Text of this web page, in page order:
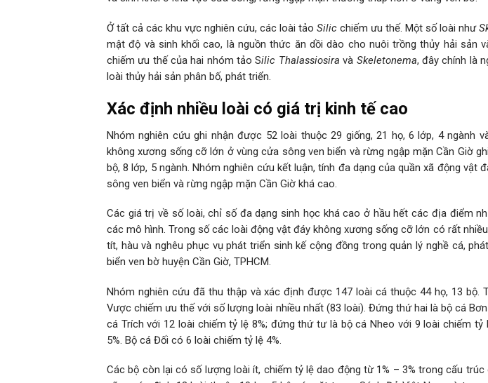
Ở tất cả các khu vực nghiên cứu, các loài tảo Silic chiếm ưu thế. Một số loài như
mật độ và sinh khối cao, là nguồn thức ăn dồi dào cho nuôi trồng thủy hải sản
chiếm ưu thế của hai nhóm tảo Silic Thalassiosira và Skeletonema, đây chính là
loài thủy hải sản phân bố, phát triển.
Xác định nhiều loài có giá trị kinh tế cao
Nhóm nghiên cứu ghi nhận được 52 loài thuộc 29 giống, 21 họ, 6 lớp, 4 ngành
không xương sống cỡ lớn ở vùng cửa sông ven biển và rừng ngập mặn Cần Giờ
bộ, 8 lớp, 5 ngành. Nhóm nghiên cứu kết luận, tính đa dạng của quần xã động vật
sông ven biển và rừng ngập mặn Cần Giờ khá cao.
Các giá trị về số loài, chỉ số đa dạng sinh học khá cao ở hầu hết các địa điểm
các mô hình. Trong số các loài động vật đáy không xương sống cỡ lớn có rất
tít, hàu và nghêu phục vụ phát triển sinh kế cộng đồng trong quản lý nghề cá,
biển ven bờ huyện Cần Giờ, TPHCM.
Nhóm nghiên cứu đã thu thập và xác định được 147 loài cá thuộc 44 họ, 13 bộ.
Vược chiếm ưu thế với số lượng loài nhiều nhất (83 loài). Đứng thứ hai là bộ cá
cá Trích với 12 loài chiếm tỷ lệ 8%; đứng thứ tư là bộ cá Nheo với 9 loài chiếm tỷ
5%. Bộ cá Đối có 6 loài chiếm tỷ lệ 4%.
Các bộ còn lại có số lượng loài ít, chiếm tỷ lệ dao động từ 1% – 3% trong cấu